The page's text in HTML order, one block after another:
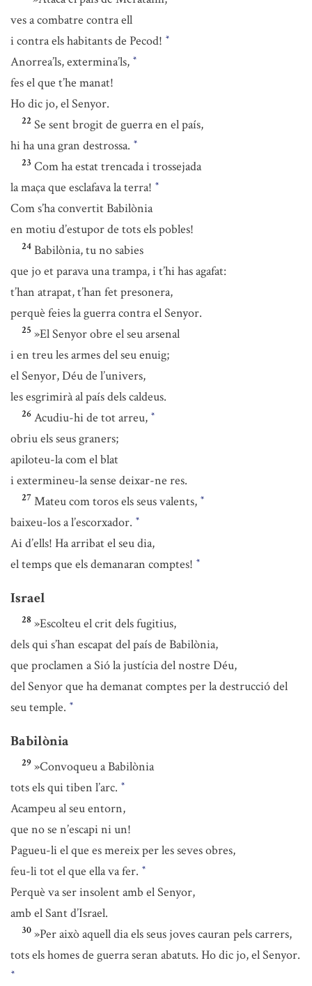
ves a combatre contra ell
i contra els habitants de Pecod! *
Anorrea’ls, extermina’ls, *
fes el que t’he manat!
Ho dic jo, el Senyor.
22 Se sent brogit de guerra en el país,
hi ha una gran destrossa. *
23 Com ha estat trencada i trossejada
la maça que esclafava la terra! *
Com s’ha convertit Babilònia
en motiu d’estupor de tots els pobles!
24 Babilònia, tu no sabies
que jo et parava una trampa, i t’hi has agafat:
t’han atrapat, t’han fet presonera,
perquè feies la guerra contra el Senyor.
25 »El Senyor obre el seu arsenal
i en treu les armes del seu enuig;
el Senyor, Déu de l’univers,
les esgrimirà al país dels caldeus.
26 Acudiu-hi de tot arreu, *
obriu els seus graners;
apiloteu-la com el blat
i extermineu-la sense deixar-ne res.
27 Mateu com toros els seus valents, *
baixeu-los a l’escorxador. *
Ai d’ells! Ha arribat el seu dia,
el temps que els demanaran comptes! *
Israel
28 »Escolteu el crit dels fugitius,
dels qui s’han escapat del país de Babilònia,
que proclamen a Sió la justícia del nostre Déu,
del Senyor que ha demanat comptes per la destrucció del
seu temple. *
Babilònia
29 »Convoqueu a Babilònia
tots els qui tiben l’arc. *
Acampeu al seu entorn,
que no se n’escapi ni un!
Pagueu-li el que es mereix per les seves obres,
feu-li tot el que ella va fer. *
Perquè va ser insolent amb el Senyor,
amb el Sant d’Israel.
30 »Per això aquell dia els seus joves cauran pels carrers,
tots els homes de guerra seran abatuts. Ho dic jo, el Senyor.
*